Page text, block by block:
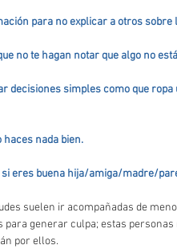
para no explicar a otros sobre
no te hagan notar que algo no
decisiones simples como que
haces nada bien.
si eres buena hija/amiga/madre/
suelen ir acompañadas de
para generar culpa; estas
por ellos.